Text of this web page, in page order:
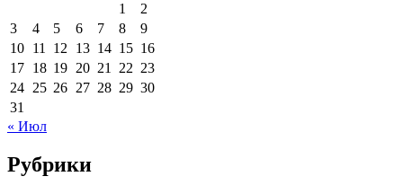
1
2
3
4 5 6 7 8
9
10 11 12 13 14 15 16
17 18 19 20 21 22 23
24 25 26 27 28 29 30
31
« Июл
Рубрики